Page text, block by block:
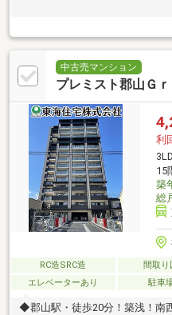
中古売マンション
プレミスト郡山Ｇ
利
15
築
総
RC造SRC造 間取り
エレベーターあり
駐車
◆郡山駅・徒歩20分！築浅！南